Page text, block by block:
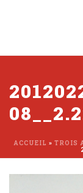
ACCUEIL » TROIS